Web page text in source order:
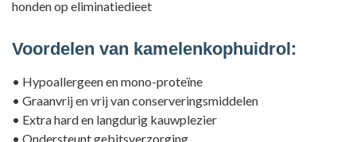
honden op eliminatiedieet
Voordelen van kamelenkophuidrol:
• Hypoallergeen en mono-proteïne
• Graanvrij en vrij van conserveringsmiddelen
• Extra hard en langdurig kauwplezier
• Ondersteunt gebitsverzorging